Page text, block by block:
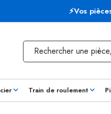
⚡Vos
Train de roulement